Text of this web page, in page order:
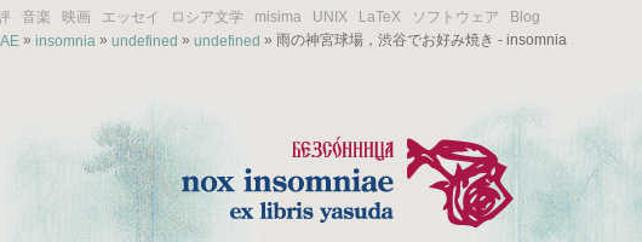
音楽 映画 エッセイ ロシア文学 misima UNIX LaTeX ソフトウェア
Blog
» insomnia » undefined » undefined » 雨の神宮球場，渋谷でお好み焼き - insomnia